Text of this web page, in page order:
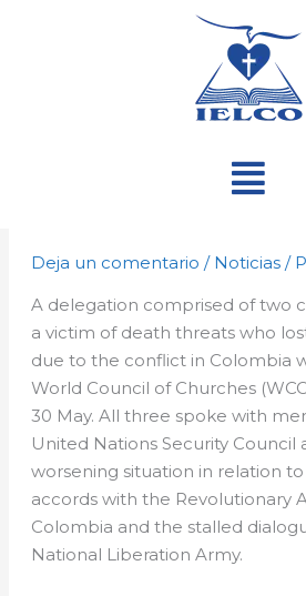
Menú
Deja un comentario / Noticias /
A delegation comprised of two
a victim of death threats who
due to the conflict in Colombia
World Council of Churches
30 May. All three spoke with
United Nations Security Council
worsening situation in relation
accords with the Revolutionary
Colombia and the stalled
National Liberation Army.